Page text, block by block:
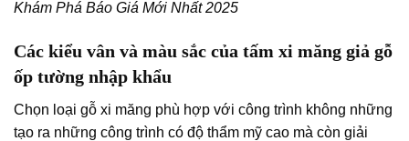
Khám Phá Báo Giá Mới Nhất 2025
Các kiểu vân và màu sắc của tấm xi măng giả gỗ
ốp tường nhập khẩu
Chọn loại gỗ xi măng phù hợp với công trình không những
tạo ra những công trình có độ thẩm mỹ cao mà còn giải